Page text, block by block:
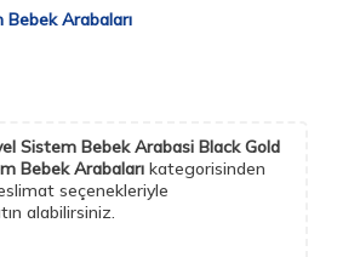
Arabaları
Sistem Bebek Arabasi Black Gold
Bebek Arabaları kategorisinden
seçenekleriyle
alabilirsiniz.